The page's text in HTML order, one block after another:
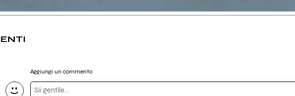
Aggiungi un commento